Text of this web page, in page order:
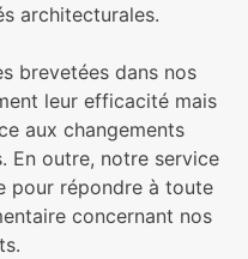
architecturales.
brevetées dans nos
leur efficacité mais
aux changements
En outre, notre service
pour répondre à toute
concernant nos